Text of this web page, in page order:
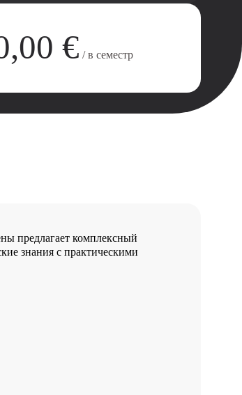
€ / в семестр
предлагает комплексный
знания с практическими